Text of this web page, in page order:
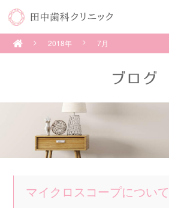
2018年 7月
マイクロスコープについて